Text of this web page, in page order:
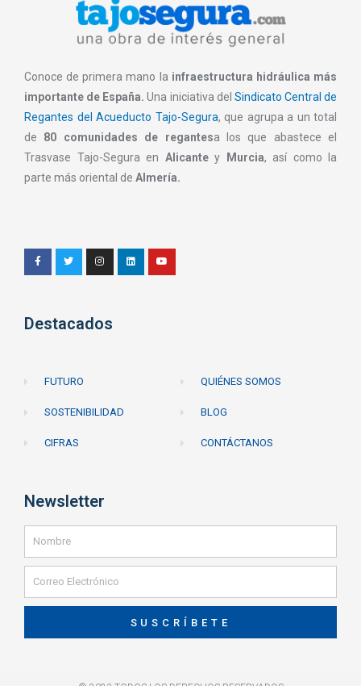
Conoce de primera mano la infraestructura hidráulica más
importante de España.Una iniciativa del Sindicato Central de
Regantes del Acueducto Tajo-Segura, que agrupa a un total
de 80 comunidades de regantesa los que abastece el
Trasvase Tajo-Segura en Alicante y Murcia, así como la
parte más oriental de Almería.
Destacados
FUTURO
SOSTENIBILIDAD
CIFRAS
QUIÉNES SOMOS
BLOG
CONTÁCTANOS
Newsletter
SUSCRÍBETE